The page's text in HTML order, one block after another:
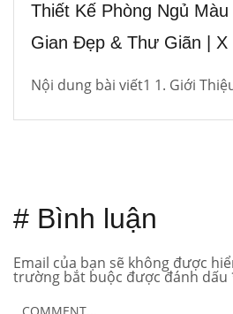
Thiết Kế Phòng Ngủ
Gian Đẹp & Thư Giãn | X
Nội dung bài viết1 1. Giới
# Bình luận
Email của bạn sẽ không được
trường bắt buộc được đánh dấu